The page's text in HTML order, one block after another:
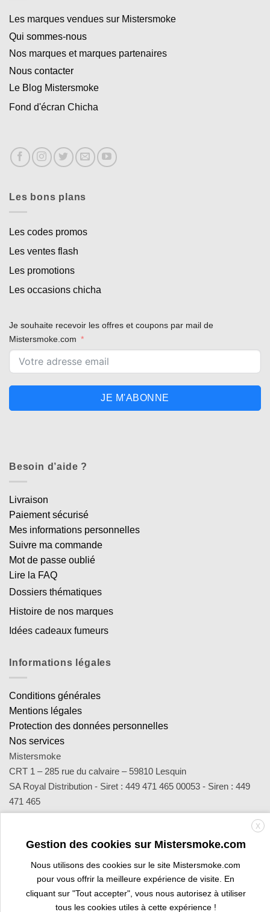
Les marques vendues sur Mistersmoke
Qui sommes-nous
Nos marques et marques partenaires
Nous contacter
Le Blog Mistersmoke
Fond d'écran Chicha
Les bons plans
Les codes promos
Les ventes flash
Les promotions
Les occasions chicha
Je souhaite recevoir les offres et coupons par mail de
Mistersmoke.com
JE M'ABONNE
Besoin d’aide ?
Livraison
Paiement sécurisé
Mes informations personnelles
Suivre ma commande
Mot de passe oublié
Lire la FAQ
Dossiers thématiques
Histoire de nos marques
Idées cadeaux fumeurs
Informations légales
Conditions générales
Mentions légales
Protection des données personnelles
Nos services
Mistersmoke
CRT 1 – 285 rue du calvaire – 59810 Lesquin
SA Royal Distribution - Siret : 449 471 465 00053 - Siren : 449
471 465
Contact : notre équipe d’experts est joignable par email
sav@mistersmoke.com ou par téléphone au 03 20 90 56 55 du
lundi au vendredi de 9h à 17h.
MasterCardApple
Pay
Visa
Electron
X
Gestion des cookies sur Mistersmoke.com
Nous utilisons des cookies sur le site Mistersmoke.com
pour vous offrir la meilleure expérience de visite. En
cliquant sur "Tout accepter", vous nous autorisez à utiliser
tous les cookies utiles à cette expérience !